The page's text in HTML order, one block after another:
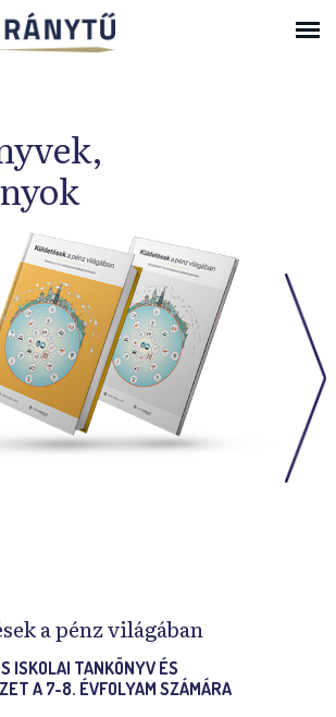
Ugrás a navigációhoz
a pénz világában
ISKOLAI TANKÖNYV ÉS
A 7-8. ÉVFOLYAM SZÁMÁRA